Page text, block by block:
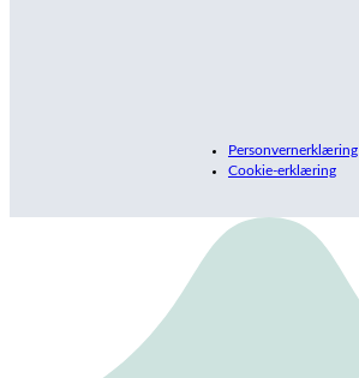
Personvernerklæring
Cookie-erklæring